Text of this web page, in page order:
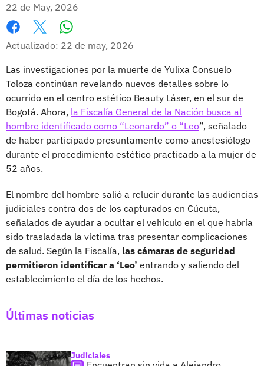
22 de May, 2026
Facebook
X
Actualizado: 22 de may, 2026
Las investigaciones por la muerte de Yulixa Consuelo
Toloza continúan revelando nuevos detalles sobre lo
ocurrido en el centro estético Beauty Láser, en el sur de
Bogotá. Ahora, la Fiscalía General de la Nación busca al
hombre identificado como “Leonardo” o “Leo”, señalado
de haber participado presuntamente como anestesiólogo
durante el procedimiento estético practicado a la mujer de
52 años.
El nombre del hombre salió a relucir durante las audiencias
judiciales contra dos de los capturados en Cúcuta,
señalados de ayudar a ocultar el vehículo en el que habría
sido trasladada la víctima tras presentar complicaciones
de salud. Según la Fiscalía, las cámaras de seguridad
permitieron identificar a ‘Leo’ entrando y saliendo del
establecimiento el día de los hechos.
Últimas noticias
Judiciales